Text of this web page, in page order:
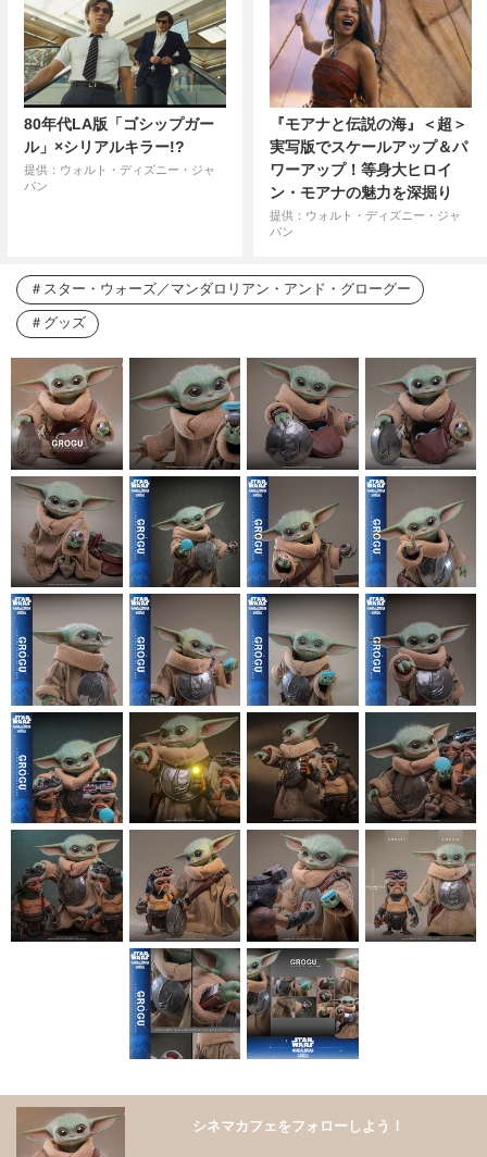
80年代LA版「ゴシップガー
ル」×シリアルキラー!?
提供：ウォルト・ディズニー・ジャ
パン
『モアナと伝説の海』＜超＞
実写版でスケールアップ＆パ
ワーアップ！等身大ヒロイ
ン・モアナの魅力を深掘り
提供：ウォルト・ディズニー・ジャ
パン
スター・ウォーズ／マンダロリアン・アンド・グローグー
グッズ
シネマカフェをフォローしよう！